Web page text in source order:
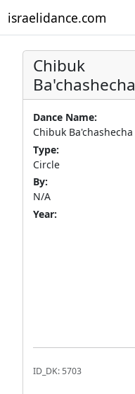
israelidance.com
Chibuk
Ba'chashecha
Dance Name:
Chibuk Ba'chashecha
Type:
Circle
By:
N/A
Year:
ID_DK: 5703